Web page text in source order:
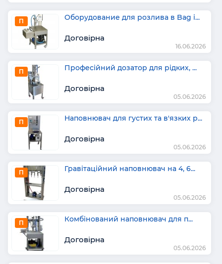
П Оборудование для розлива в Bag i...
Договірна
16.06.2026
П Професійний дозатор для рідких, ...
Договірна
05.06.2026
П Наповнювач для густих та в'язких р...
Договірна
05.06.2026
П Гравітаційний наповнювач на 4, 6...
Договірна
05.06.2026
П Комбінований наповнювач для п...
Договірна
05.06.2026